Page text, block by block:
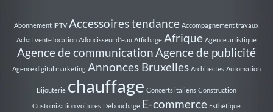
Abonnement IPTV Accessoires tendance Accompagnement travaux
Achat vente location Adoucisseur d'eau Affichage Afrique Agence artistique
Agence de communicationAgence de publicité
Agence digital marketing Annonces Bruxelles Architectes Automation
Bijouterie chauffage Concerts italiens Construction
Customization voitures Débouchage E-commerce Esthétique